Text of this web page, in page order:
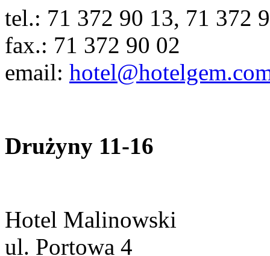
tel.: 71 372 90 13, 71 372
fax.: 71 372 90 02
email:
Drużyny 11-16
Hotel Malinowski
ul. Portowa 4